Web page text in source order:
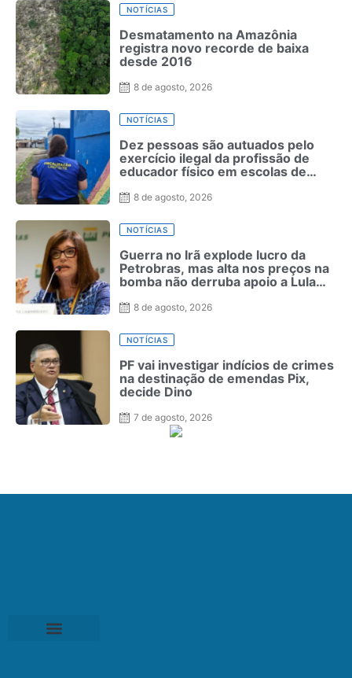
NOTÍCIAS
Desmatamento na Amazônia
registra novo recorde de baixa
desde 2016
8 de agosto, 2026
NOTÍCIAS
Dez pessoas são autuados pelo
exercício ilegal da profissão de
educador físico em escolas de
8 de agosto, 2026
NOTÍCIAS
Guerra no Irã explode lucro da
Petrobras, mas alta nos preços na
bomba não derruba apoio a Lula
2022
8 de agosto, 2026
NOTÍCIAS
PF vai investigar indícios de crimes
na destinação de emendas Pix,
decide Dino
7 de agosto, 2026